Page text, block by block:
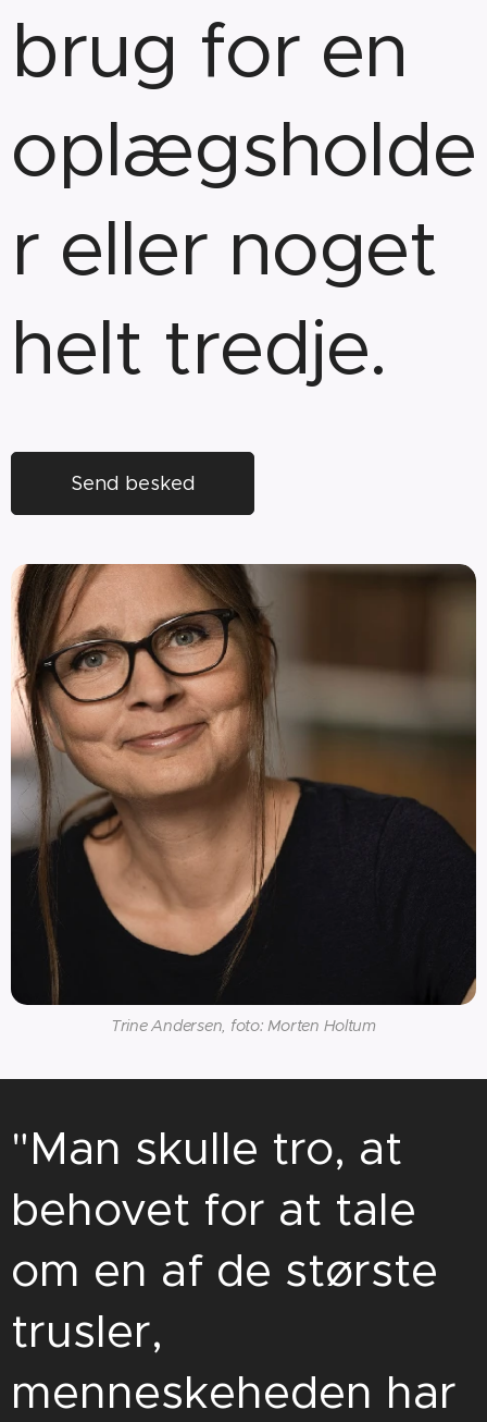
brug for en
oplægsholde
r eller noget
helt tredje.
Send besked
Trine Andersen, foto: Morten Holtum
"Man skulle tro, at
behovet for at tale
om en af de største
trusler,
menneskeheden har